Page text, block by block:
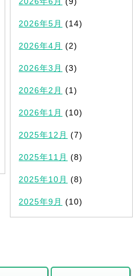
2026年5月 (14)
2026年4月 (2)
2026年3月 (3)
2026年2月 (1)
2026年1月 (10)
2025年12月 (7)
2025年11月 (8)
2025年10月 (8)
2025年9月 (10)